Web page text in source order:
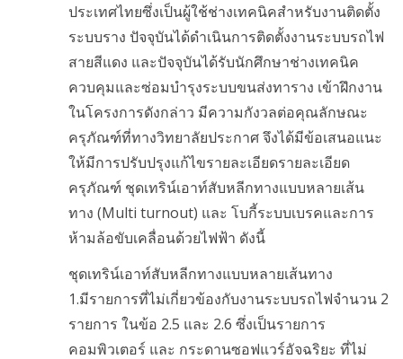
ประเทศไทยซึ่งเป็นผู้ใช้ช่างเทคนิคสำหรับงานติดตั้ง
ระบบราง ปัจจุบันได้ดำเนินการติดตั้งงานระบบรถไฟ
สายสีแดง และปัจจุบันได้รับนักศึกษาช่างเทคนิค
ควบคุมและซ่อมบำรุงระบบขนส่งทาราง เข้าฝึกงาน
ในโครงการดังกล่าว มีความกังวลต่อคุณลักษณะ
ครุภัณฑ์ที่ทางวิทยาลัยประกาศ จึงได้มีข้อเสนอแนะ
ให้มีการปรับปรุงแก้ไขรายละเอียดรายละเอียด
ครุภัณฑ์ ชุดเทริน์เอาท์สับหลีกทางแบบหลายเส้น
ทาง (Multi turnout) และ โบกี้ระบบเบรคและการ
ห้ามล้อขับเคลื่อนด้วยไฟฟ้า ดังนี้
ชุดเทริน์เอาท์สับหลีกทางแบบหลายเส้นทาง
1.มีรายการที่ไม่เกี่ยวข้องกับงานระบบรถไฟจำนวน 2
รายการ ในข้อ 2.5 และ 2.6 ซึ่งเป็นรายการ
คอมพิวเตอร์ และ กระดานซอฟแวร์อัจฉริยะ ที่ไม่